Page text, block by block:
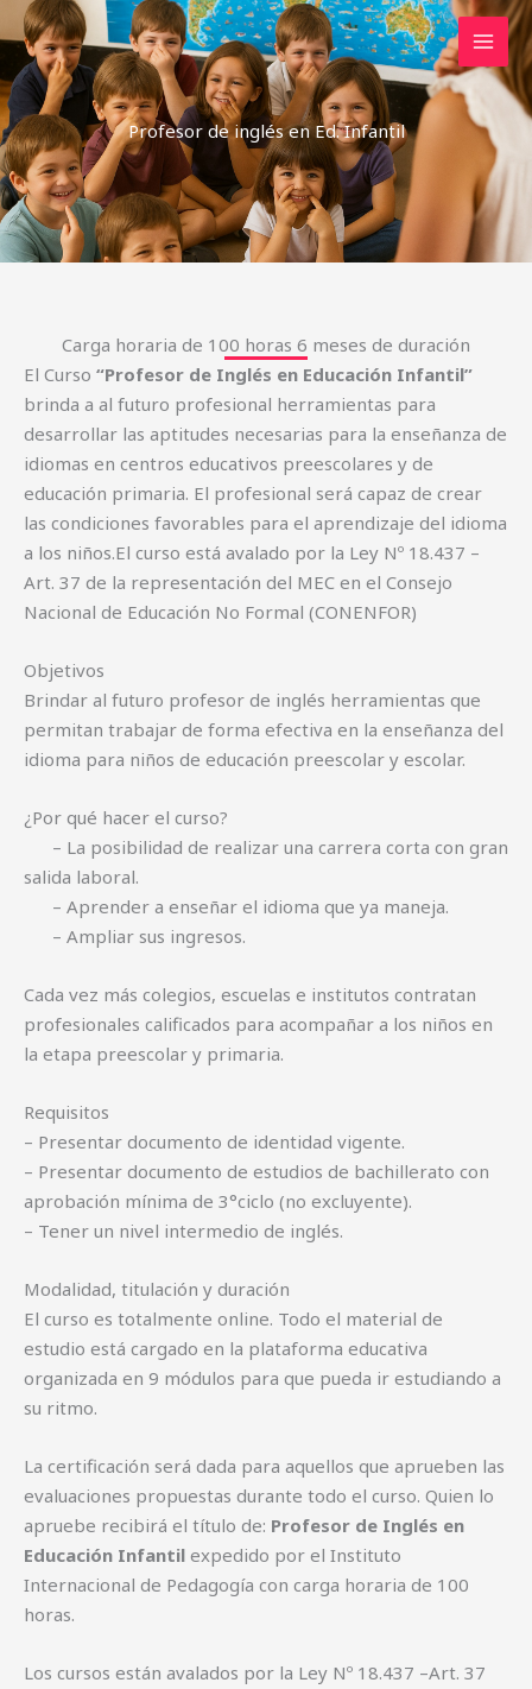
Skip
to
content
Profesor de inglés en Ed. Infantil​
Carga horaria de 100 horas 6 meses de duración
El Curso “Profesor de Inglés en Educación Infantil”
brinda a al futuro profesional herramientas para
desarrollar las aptitudes necesarias para la enseñanza de
idiomas en centros educativos preescolares y de
educación primaria. El profesional será capaz de crear
las condiciones favorables para el aprendizaje del idioma
a los niños.El curso está avalado por la Ley Nº 18.437 –
Art. 37 de la representación del MEC en el Consejo
Nacional de Educación No Formal (CONENFOR)
Objetivos
Brindar al futuro profesor de inglés herramientas que
permitan trabajar de forma efectiva en la enseñanza del
idioma para niños de educación preescolar y escolar.
¿Por qué hacer el curso?
– La posibilidad de realizar una carrera corta con gran
salida laboral.
– Aprender a enseñar el idioma que ya maneja.
– Ampliar sus ingresos.
Cada vez más colegios, escuelas e institutos contratan
profesionales calificados para acompañar a los niños en
la etapa preescolar y primaria.
Requisitos
– Presentar documento de identidad vigente.
– Presentar documento de estudios de bachillerato con
aprobación mínima de 3°ciclo (no excluyente).
– Tener un nivel intermedio de inglés.
Modalidad, titulación y duración
El curso es totalmente online. Todo el material de
estudio está cargado en la plataforma educativa
organizada en 9 módulos para que pueda ir estudiando a
su ritmo.
La certificación será dada para aquellos que aprueben las
evaluaciones propuestas durante todo el curso. Quien lo
apruebe recibirá el título de: Profesor de Inglés en
Educación Infantil expedido por el Instituto
Internacional de Pedagogía con carga horaria de 100
horas.
Los cursos están avalados por la Ley Nº 18.437 –Art. 37